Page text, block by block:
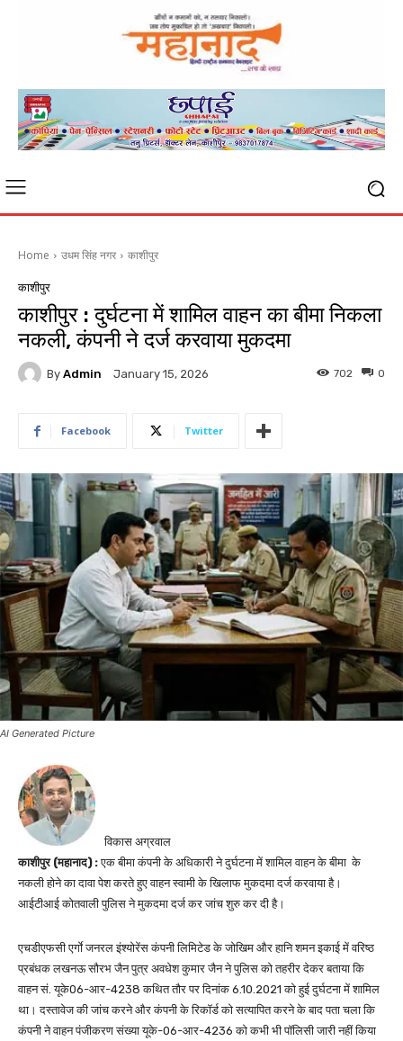
Home उधम सिंह नगर काशीपुर
काशीपुर
काशीपुर : दुर्घटना में शामिल वाहन का बीमा निकला
नकली, कंपनी ने दर्ज करवाया मुकदमा
By Admin January 15, 2026 0
702
Facebook Twitter
AI Generated Picture
विकास अग्रवाल
काशीपुर (महानाद) :एक बीमा कंपनी के अधिकारी ने दुर्घटना में शामिल वाहन के बीमा के
नकली होने का दावा पेश करते हुए वाहन स्वामी के खिलाफ मुकदमा दर्ज करवाया है।
आईटीआई कोतवाली पुलिस ने मुकदमा दर्ज कर जांच शुरु कर दी है।
एचडीएफसी एर्गाे जनरल इंश्योरेंस कंपनी लिमिटेड के जोखिम और हानि शमन इकाई में वरिष्ठ
प्रबंधक लखनऊ सौरभ जैन पुत्र अवधेश कुमार जैन ने पुलिस को तहरीर देकर बताया कि
वाहन सं. यूके06-आर-4238 कथित तौर पर दिनांक 6.10.2021 को हुई दुर्घटना में शामिल
था। दस्तावेज की जांच करने और कंपनी के रिकॉर्ड को सत्यापित करने के बाद पता चला कि
कंपनी ने वाहन पंजीकरण संख्या यूके-06-आर-4236 को कभी भी पॉलिसी जारी नहीं किया